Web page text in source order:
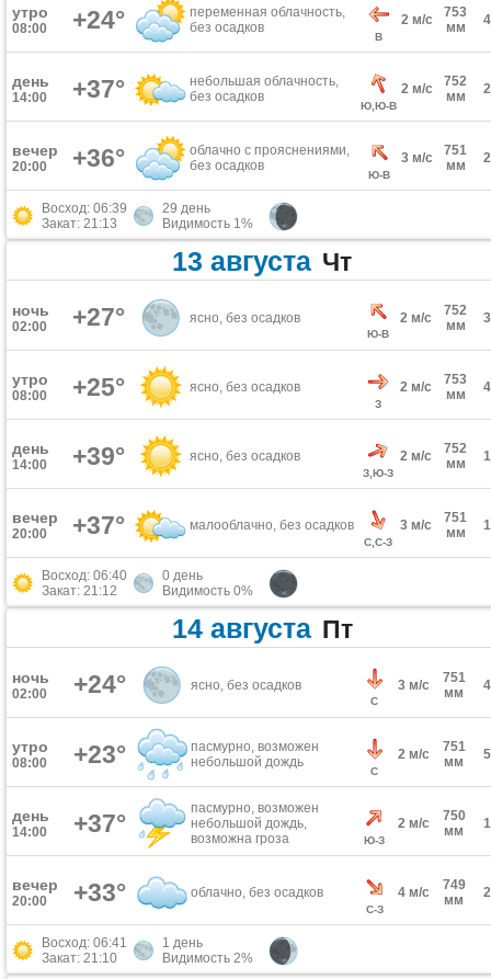
утро
08:00 +24°
переменная облачность,
без осадков
В
2 м/с
753
мм
день
14:00 +37°
небольшая облачность,
без осадков
Ю,Ю-В
2 м/с
752
мм
вечер
20:00 +36°
облачно с прояснениями,
без осадков
Ю-В
3 м/с
751
мм
Восход: 06:39
Закат: 21:13
29 день
Видимость 1%
13 августа Чт
ночь
02:00 +27° ясно, без осадков
Ю-В
2 м/с
752
мм
утро
08:00 +25° ясно, без осадков
З
2 м/с
753
мм
день
14:00 +39° ясно, без осадков
З,Ю-З
2 м/с
752
мм
вечер
20:00 +37° малооблачно, без осадков
С,С-З
3 м/с
751
мм
Восход: 06:40
Закат: 21:12
0 день
Видимость 0%
14 августа Пт
ночь
02:00 +24° ясно, без осадков
С
3 м/с
751
мм
утро
08:00 +23°
пасмурно, возможен
небольшой дождь
С
2 м/с
751
мм
день
14:00 +37°
пасмурно, возможен
небольшой дождь,
возможна гроза
Ю-З
2 м/с
750
мм
вечер
20:00 +33° облачно, без осадков
С-З
4 м/с
749
мм
Восход: 06:41
Закат: 21:10
1 день
Видимость 2%